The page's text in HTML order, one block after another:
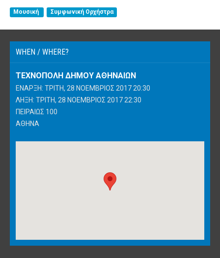
Μουσική Συμφωνική Ορχήστρα
WHEN / WHERE?
ΤΕΧΝΌΠΟΛΗ ΔΉΜΟΥ ΑΘΗΝΑΊΩΝ
ΈΝΑΡΞΗ: ΤΡΊΤΗ, 28 ΝΟΈΜΒΡΙΟΣ 2017 20:30
ΛΉΞΗ: ΤΡΊΤΗ, 28 ΝΟΈΜΒΡΙΟΣ 2017 22:30
ΠΕΙΡΑΙΏΣ 100
ΑΘΉΝΑ